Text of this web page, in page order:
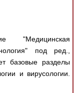
"Медицинская
под ред.,
базовые разделы
и вирусологии.